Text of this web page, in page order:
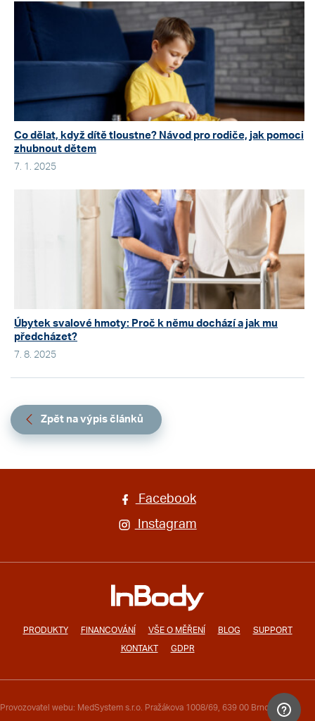
Co dělat, když dítě tloustne? Návod pro rodiče, jak pomoci
zhubnout dětem
7. 1. 2025
Úbytek svalové hmoty: Proč k němu dochází a jak mu
předcházet?
7. 8. 2025
Zpět na výpis článků
Facebook
Instagram
PRODUKTY FINANCOVÁNÍ VŠE O MĚŘENÍ BLOG SUPPORT
KONTAKT GDPR
Provozovatel webu: MedSystem s.r.o. Pražákova 1008/69, 639 00 Brno